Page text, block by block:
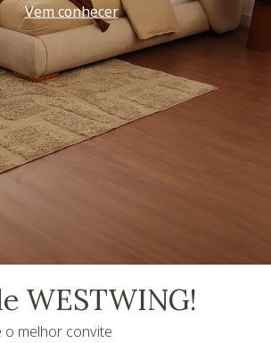
Vem conhecer
WESTWING!
o melhor convite